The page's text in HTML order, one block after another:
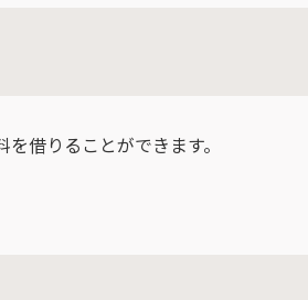
借りることができます。